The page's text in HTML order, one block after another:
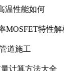
温性能如何
MOSFET特性
道施工
计算方法大全